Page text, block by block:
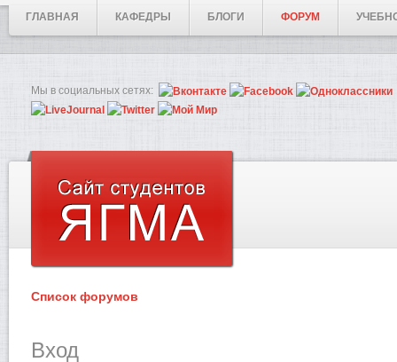
ГЛАВНАЯ КАФЕДРЫ БЛОГИ ФОРУМ
Мы в социальных сетях:
Список форумов
Вход